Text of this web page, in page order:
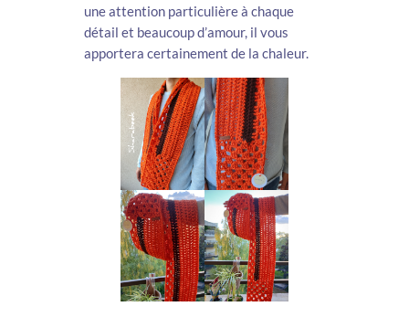
une attention particulière à chaque
détail et beaucoup d’amour, il vous
apportera certainement de la chaleur.